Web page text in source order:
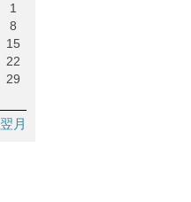
1
8
15
22
29
翌月